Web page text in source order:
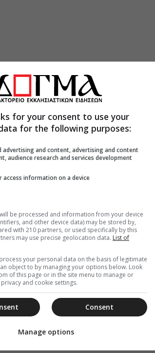
for your consent to use your
for the following purposes:
advertising and content, advertising and content
audience research and services development
access information on a device
be processed and information from your device
and other device data) may be stored by,
with 210 partners, or used specifically by this
may use precise geolocation data. List of
your personal data on the basis of legitimate
object to by managing your options below. Look
of this page or in the site menu to manage or
and cookie settings.
Consent
Manage options